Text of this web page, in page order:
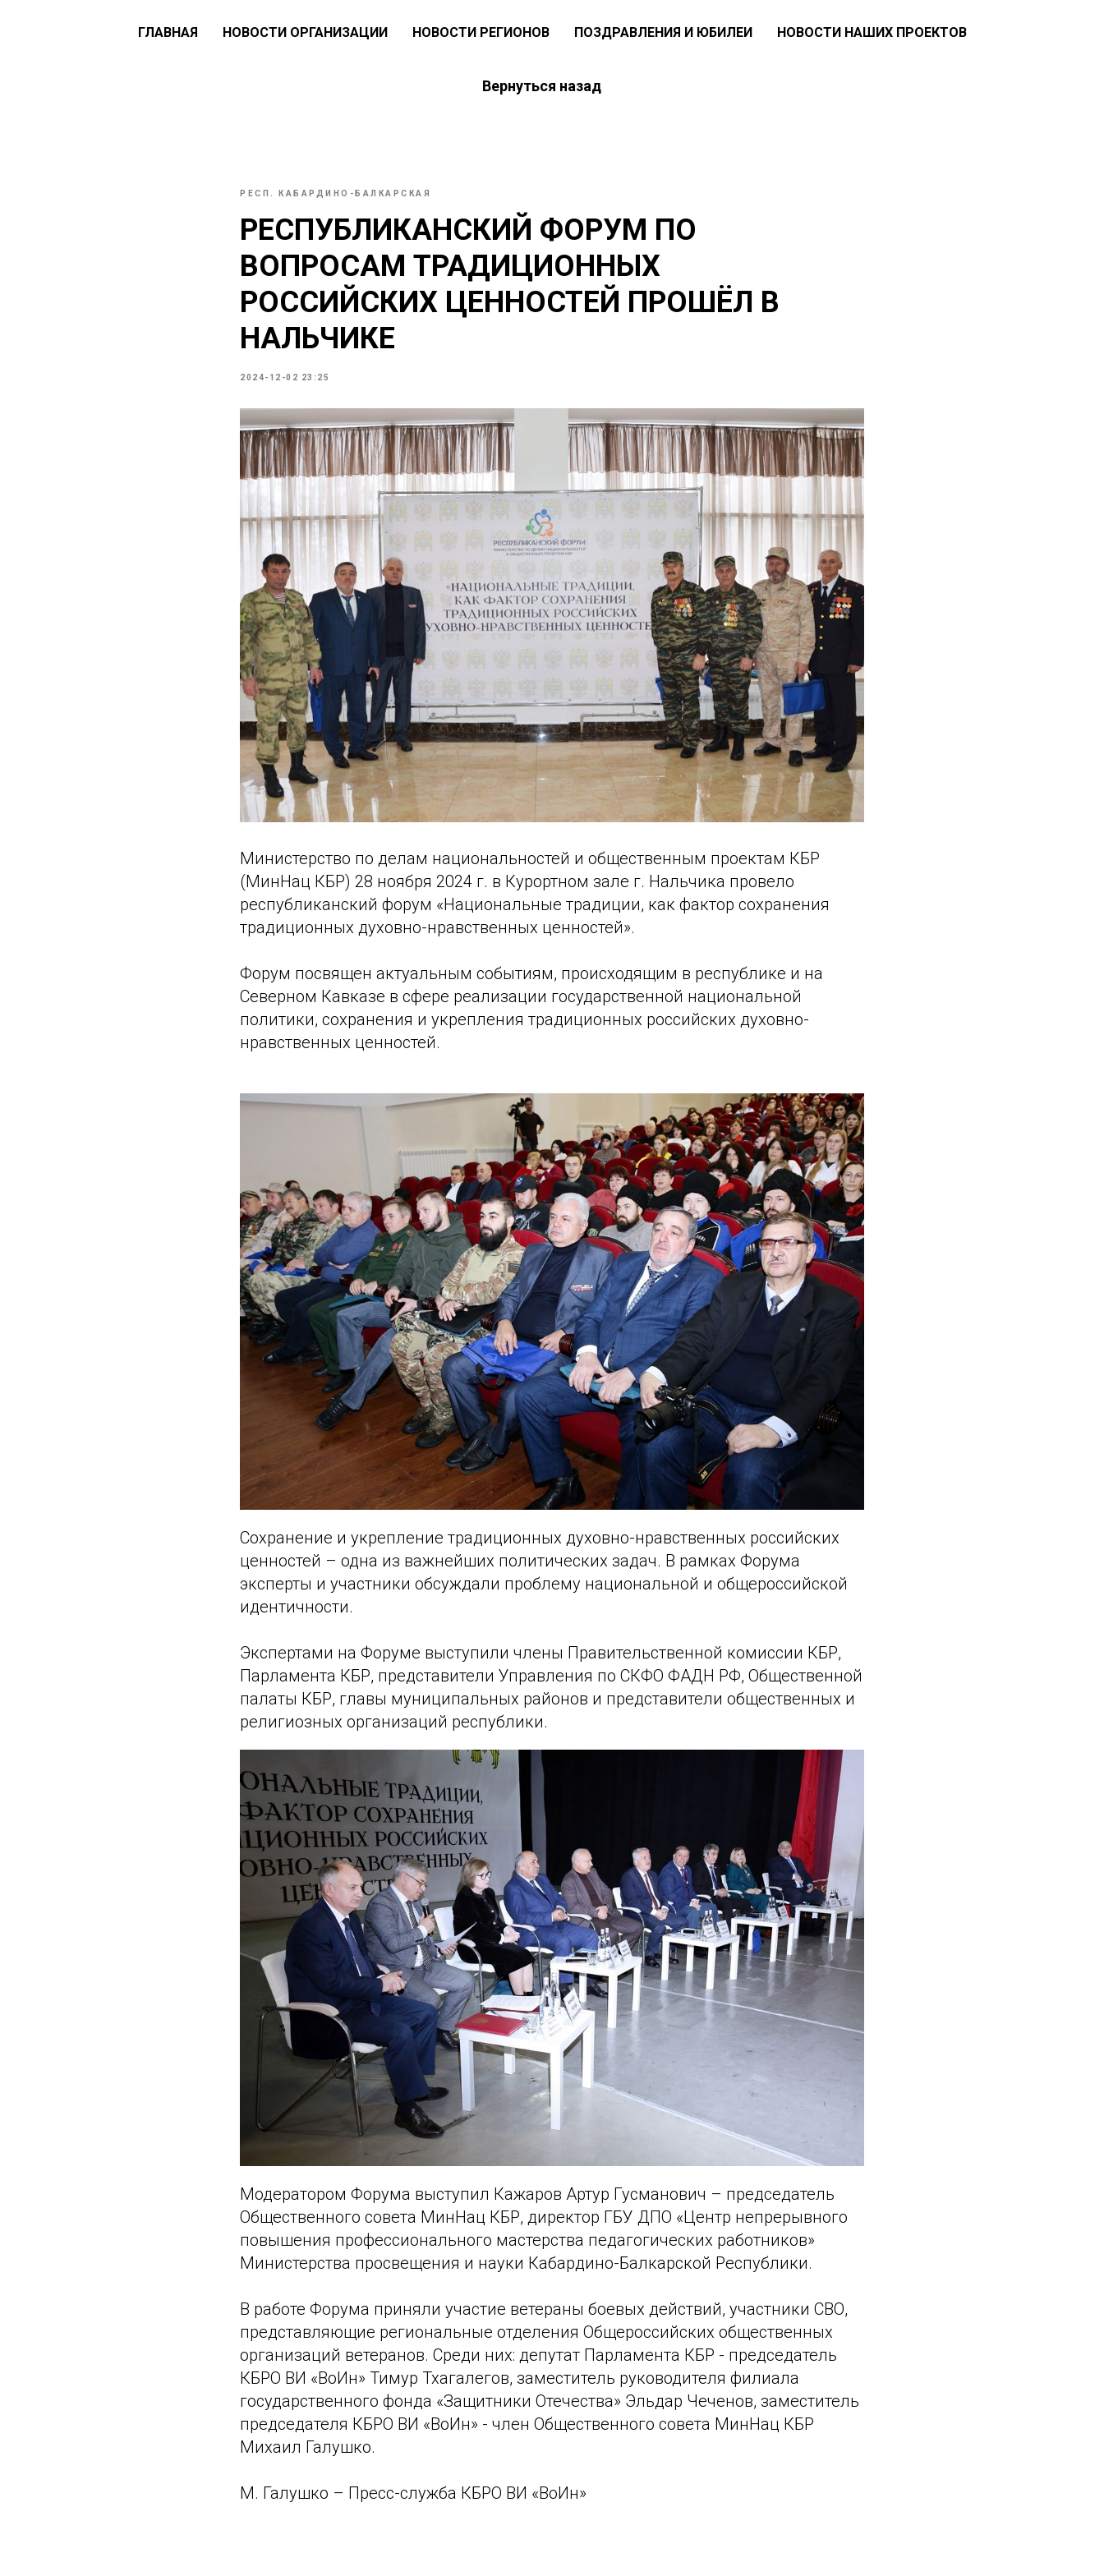
ГЛАВНАЯ НОВОСТИ ОРГАНИЗАЦИИ НОВОСТИ РЕГИОНОВ ПОЗДРАВЛЕНИЯ И ЮБИЛЕИ НОВОСТИ НАШИХ ПРОЕКТОВ
Вернуться назад
РЕСП. КАБАРДИНО-БАЛКАРСКАЯ
РЕСПУБЛИКАНСКИЙ ФОРУМ ПО
ВОПРОСАМ ТРАДИЦИОННЫХ
РОССИЙСКИХ ЦЕННОСТЕЙ ПРОШЁЛ В
НАЛЬЧИКЕ
2024-12-02 23:25
Министерство по делам национальностей и общественным проектам КБР
(МинНац КБР) 28 ноября 2024 г. в Курортном зале г. Нальчика провело
республиканский форум «Национальные традиции, как фактор сохранения
традиционных духовно-нравственных ценностей».
Форум посвящен актуальным событиям, происходящим в республике и на
Северном Кавказе в сфере реализации государственной национальной
политики, сохранения и укрепления традиционных российских духовно-
нравственных ценностей.
Сохранение и укрепление традиционных духовно-нравственных российских
ценностей – одна из важнейших политических задач. В рамках Форума
эксперты и участники обсуждали проблему национальной и общероссийской
идентичности.
Экспертами на Форуме выступили члены Правительственной комиссии КБР,
Парламента КБР, представители Управления по СКФО ФАДН РФ, Общественной
палаты КБР, главы муниципальных районов и представители общественных и
религиозных организаций республики.
Модератором Форума выступил Кажаров Артур Гусманович – председатель
Общественного совета МинНац КБР, директор ГБУ ДПО «Центр непрерывного
повышения профессионального мастерства педагогических работников»
Министерства просвещения и науки Кабардино-Балкарской Республики.
В работе Форума приняли участие ветераны боевых действий, участники СВО,
представляющие региональные отделения Общероссийских общественных
организаций ветеранов. Среди них: депутат Парламента КБР - председатель
КБРО ВИ «ВоИн» Тимур Тхагалегов, заместитель руководителя филиала
государственного фонда «Защитники Отечества» Эльдар Чеченов, заместитель
председателя КБРО ВИ «ВоИн» - член Общественного совета МинНац КБР
Михаил Галушко.
М. Галушко – Пресс-служба КБРО ВИ «ВоИн»